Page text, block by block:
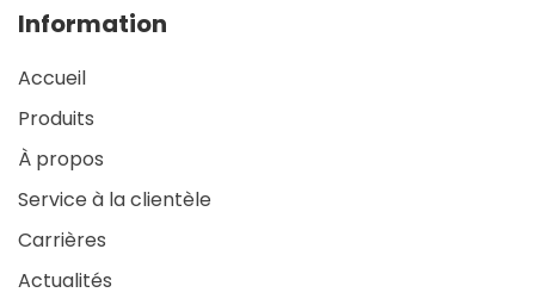
Information
Accueil
Produits
À propos
Service à la clientèle
Carrières
Actualités